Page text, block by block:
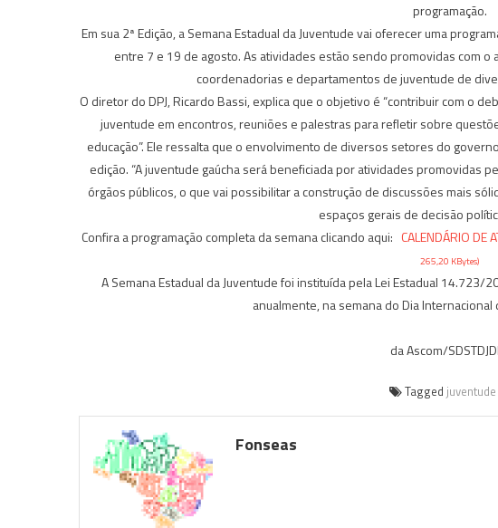
programação.
Em sua 2ª Edição, a Semana Estadual da Juventude vai oferecer uma
entre 7 e 19 de agosto. As atividades estão sendo promovidas com
coordenadorias e departamentos de juventude de
O diretor do DPJ, Ricardo Bassi, explica que o objetivo é “contribuir com o
juventude em encontros, reuniões e palestras para refletir sobre
educação”. Ele ressalta que o envolvimento de diversos setores do
edição. “A juventude gaúcha será beneficiada por atividades promovidas
órgãos públicos, o que vai possibilitar a construção de discussões mais
espaços gerais de decisão
Confira a programação completa da semana clicando aqui: CALENDÁRIO DE
265,20 KBytes)
A Semana Estadual da Juventude foi instituída pela Lei Estadual 14.723/
anualmente, na semana do Dia
da Ascom/
Tagged juventude
Fonseas